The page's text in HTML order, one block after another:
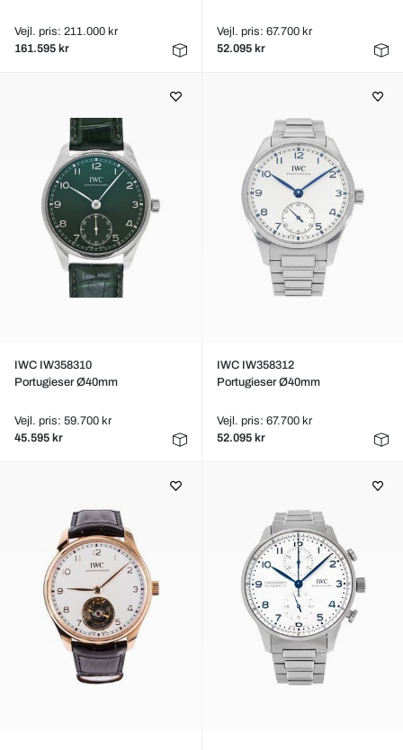
Vejl. pris: 211.000 kr
161.595 kr
Vejl. pris: 67.700 kr
52.095 kr
IWC IW358310
Portugieser Ø40mm
Vejl. pris: 59.700 kr
45.595 kr
IWC IW358312
Portugieser Ø40mm
Vejl. pris: 67.700 kr
52.095 kr